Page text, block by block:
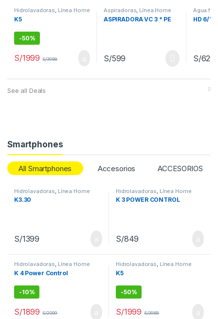
Hidrolavadoras Línea Home
K5
-50%
S/1999 S/3988
Aspiradoras Línea Home
ASPIRADORA VC 3 * PE
S/599
Agua fría
Línea
HD 6/
S/
See all Deals
Smartphones
All Smartphones Accesorios ACCESORIOS
Hidrolavadoras Línea Home
K3.30
S/1399
Hidrolavadoras Línea Home
K 3 POWER CONTROL
S/849
Hidrolavadoras, Línea Home
K 4 Power Control
-10%
S/1899 S/2099
Hidrolavadoras, Línea Home
K5
-50%
S/1999 S/3988